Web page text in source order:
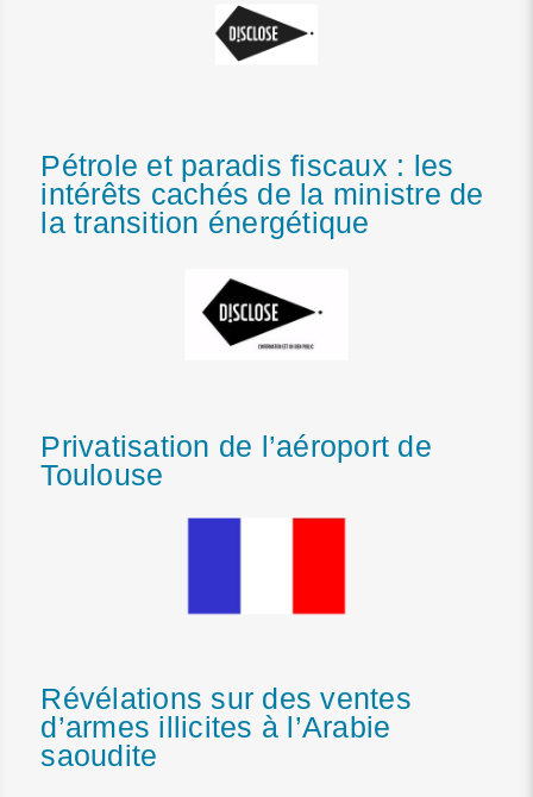
Pétrole et paradis fiscaux : les
intérêts cachés de la ministre de
la transition énergétique
Privatisation de l’aéroport de
Toulouse
Révélations sur des ventes
d’armes illicites à l’Arabie
saoudite